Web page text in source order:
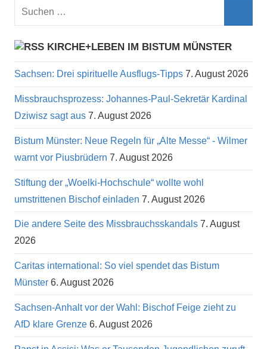
Suchen
KIRCHE+LEBEN IM BISTUM MÜNSTER
Sachsen: Drei spirituelle Ausflugs-Tipps 7. August 2026
Missbrauchsprozess: Johannes-Paul-Sekretär Kardinal
Dziwisz sagt aus 7. August 2026
Bistum Münster: Neue Regeln für „Alte Messe“ - Wilmer
warnt vor Piusbrüdern 7. August 2026
Stiftung der „Woelki-Hochschule“ wollte wohl
umstrittenen Bischof einladen 7. August 2026
Die andere Seite des Missbrauchsskandals 7. August
2026
Caritas international: So viel spendet das Bistum
Münster 6. August 2026
Sachsen-Anhalt vor der Wahl: Bischof Feige zieht zu
AfD klare Grenze 6. August 2026